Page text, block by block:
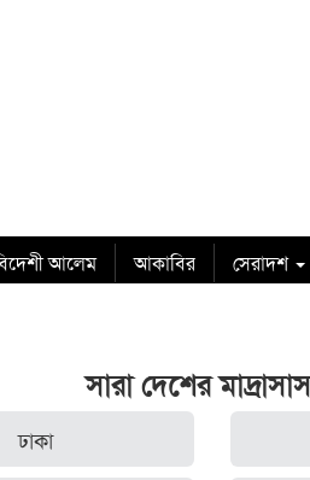
আলেম আকাবির সেরাদশ
সারা দেশের
ঢাকা